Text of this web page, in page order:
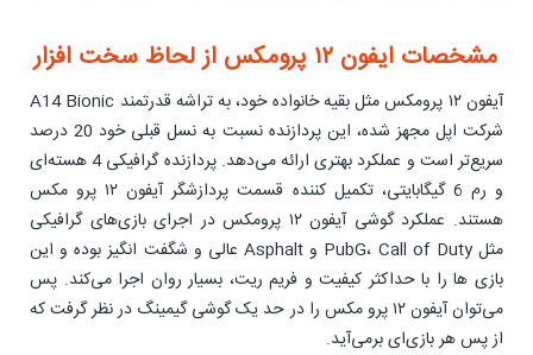
مشخصات ایفون ۱۲ پرومکس از لحاظ سخت افزار
آیفون ۱۲ پرومکس مثل بقیه خانواده خود، به تراشه قدرتمند A14 Bionic
شرکت اپل مجهز شده، این پردازنده نسبت به نسل قبلی خود 20 درصد
سریع‌تر است و عملکرد بهتری ارائه می‌دهد. پردازنده گرافیکی 4 هسته‌ای
و رم 6 گیگابایتی، تکمیل کننده قسمت پردازشگر آیفون ۱۲ پرو مکس
هستند. عملکرد گوشی آیفون ۱۲ پرومکس در اجرای بازی‌های گرافیکی
مثل PubG، Call of Duty و Asphalt عالی و شگفت انگیز بوده و این
بازی ها را با حداکثر کیفیت و فریم ریت، بسیار روان اجرا می‌کند. پس
می‌توان آیفون ۱۲ پرو مکس را در حد یک گوشی گیمینگ در نظر گرفت که
از پس هر بازی‌ای برمی‌آید.